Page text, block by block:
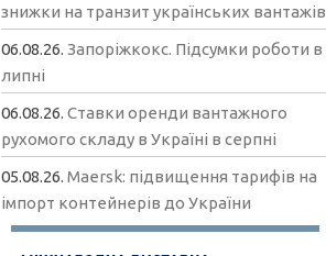
знижки на транзит українських вантажів
06.08.26.Запоріжкокс. Підсумки роботи в
липні
06.08.26.Ставки оренди вантажного
рухомого складу в Україні в серпні
05.08.26.Maersk: підвищення тарифів на
імпорт контейнерів до України